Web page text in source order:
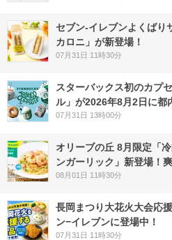
セブン‐イレブンよくばり
カロニ」が新登場！
07月31日 11時30分
スターバックス初のカプ
ル」が2026年8月2日に都
07月31日 13時00分
オリーブの丘 8月限定「
ンガーリック」新登場！
08月01日 11時30分
長岡まつり大花火大会応
ン−イレブンに登場中！
07月31日 11時30分